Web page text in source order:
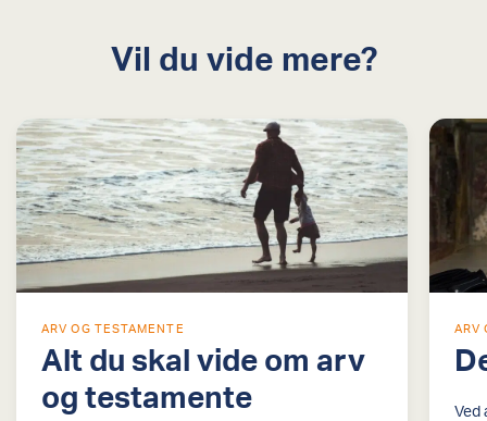
Vil du vide mere?
ARV OG TESTAMENTE
Alt du skal vide om arv
og testamente
ARV
Ved